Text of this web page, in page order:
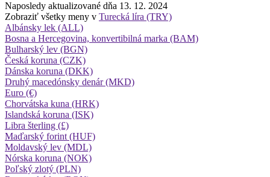
Naposledy aktualizované dňa 13. 12. 2024
Zobraziť všetky meny v Turecká líra (TRY)
Albánsky lek (ALL)
Bosna a Hercegovina, konvertibilná marka (BAM)
Bulharský lev (BGN)
Česká koruna (CZK)
Dánska koruna (DKK)
Druhý macedónsky denár (MKD)
Euro (€)
Chorvátska kuna (HRK)
Islandská koruna (ISK)
Libra šterling (£)
Maďarský forint (HUF)
Moldavský lev (MDL)
Nórska koruna (NOK)
Poľský zlotý (PLN)